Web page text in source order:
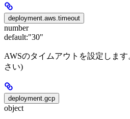
deployment.aws.timeout
number
default:"30"
AWSのタイムアウトを設定しま
さい)
deployment.gcp
object